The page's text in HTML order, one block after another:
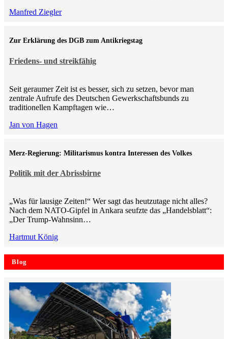
Manfred Ziegler
Friedens- und streikfähig
Zur Erklärung des DGB zum Antikriegstag
Seit geraumer Zeit ist es besser, sich zu setzen, bevor man
zentrale Aufrufe des Deutschen Gewerkschaftsbunds zu
traditionellen Kampftagen wie…
Jan von Hagen
Politik mit der Abrissbirne
Merz-Regierung: Militarismus kontra Inte­ressen des Volkes
„Was für lausige Zeiten!“ Wer sagt das heutzutage nicht alles?
Nach dem NATO-Gipfel in Ankara seufzte das „Handelsblatt“:
„Der Trump-Wahnsinn…
Hartmut König
Blog